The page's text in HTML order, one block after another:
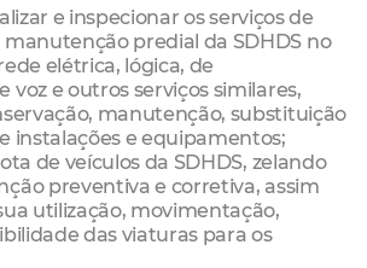
e inspecionar os serviços de
predial da SDHDS no
elétrica, lógica, de
voz e outros serviços similares,
manutenção, substituição
instalações e equipamentos;
de veículos da SDHDS, zelando
preventiva e corretiva, assim
utilização, movimentação,
das viaturas para os